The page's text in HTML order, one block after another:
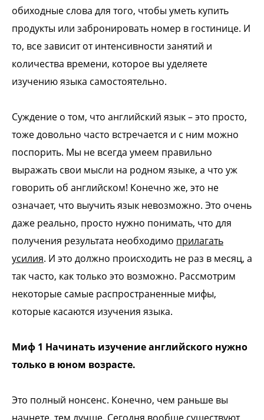
обиходные слова для того, чтобы уметь купить
продукты или забронировать номер в гостинице. И
то, все зависит от интенсивности занятий и
количества времени, которое вы уделяете
изучению языка самостоятельно.
Суждение о том, что английский язык – это просто,
тоже довольно часто встречается и с ним можно
поспорить. Мы не всегда умеем правильно
выражать свои мысли на родном языке, а что уж
говорить об английском! Конечно же, это не
означает, что выучить язык невозможно. Это очень
даже реально, просто нужно понимать, что для
получения результата необходимо прилагать
усилия. И это должно происходить не раз в месяц, а
так часто, как только это возможно. Рассмотрим
некоторые самые распространенные мифы,
которые касаются изучения языка.
Миф 1 Начинать изучение английского нужно
только в юном возрасте.
Это полный нонсенс. Конечно, чем раньше вы